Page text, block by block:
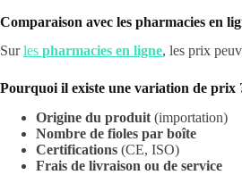
Comparaison avec les pharmacies en
Surles pharmacies en ligne, les prix
Pourquoi il existe une variation de prix
Origine du produit (importation)
Nombre de fioles par boîte
Certifications (CE, ISO)
Frais de livraison ou de service